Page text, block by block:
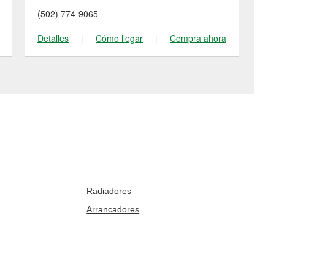
(502) 774-9065
Detalles
| Cómo llegar | Compra ahora
Radiadores
Arrancadores